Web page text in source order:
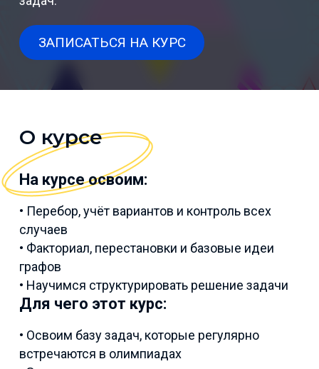
ЗАПИСАТЬСЯ НА КУРС
О курсе
На курсе освоим:
• Перебор, учёт вариантов и контроль всех
случаев
• Факториал, перестановки и базовые идеи
графов
• Научимся структурировать решение задачи
Для чего этот курс:
• Освоим базу задач, которые регулярно
встречаются в олимпиадах